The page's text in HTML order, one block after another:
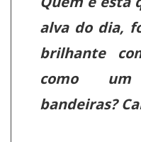
alva do dia,
brilhante
como
bandeiras?